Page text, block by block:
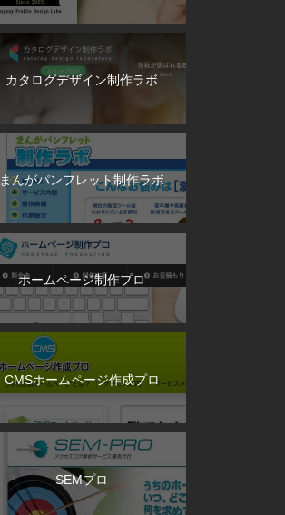
カタログデザイン制作ラボ
まんがパンフレット制作ラボ
ホームページ制作プロ
CMSホームページ作成プロ
SEMプロ